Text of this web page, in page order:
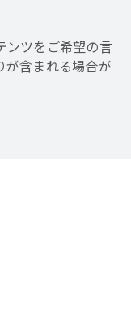
ンツをご希望の言
が含まれる場合が